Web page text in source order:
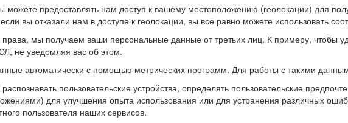
предоставлять нам доступ к вашему местоположению (геолокации) для
вы отказали нам в доступе к геолокации, вы всё равно можете использовать
мы получаем ваши персональные данные от третьих лиц. К примеру, чтобы
не уведомляя вас об этом.
автоматически с помощью метрических программ. Для работы с такими
пользовательские устройства, определять пользовательские
для улучшения опыта использования или для устранения различных
пользователя наших сервисов.